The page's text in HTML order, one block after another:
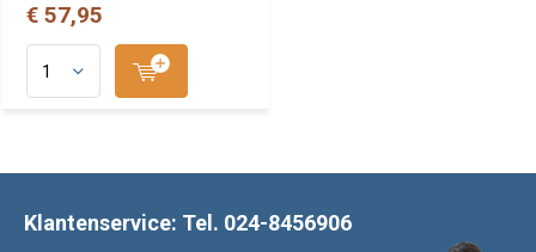
€ 57,95
Klantenservice: Tel. 024-8456906